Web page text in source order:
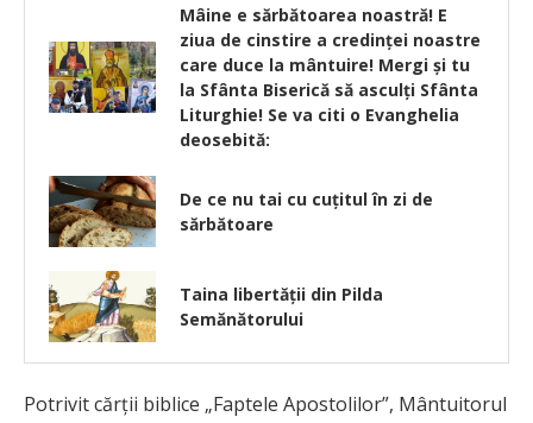
Mâine e sărbătoarea noastră! E
ziua de cinstire a credinței noastre
care duce la mântuire! Mergi și tu
la Sfânta Biserică să asculți Sfânta
Liturghie! Se va citi o Evanghelia
deosebită:
De ce nu tai cu cuţitul în zi de
sărbătoare
Taina libertăţii din Pilda
Semănătorului
Potrivit cărţii biblice „Faptele Apostolilor”, Mântuitorul